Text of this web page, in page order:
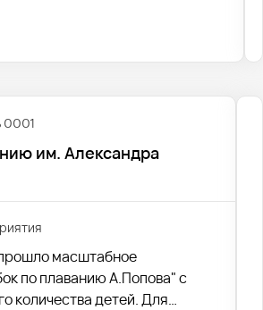
0001
им. Александра
масштабное
по плаванию А.Попова" с
количества детей. Для